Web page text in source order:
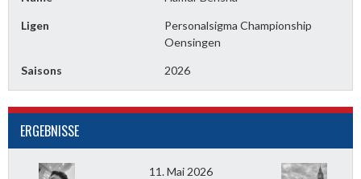
Ligen
Personalsigma Championship
Oensingen
Saisons 2026
ERGEBNISSE
11. Mai 2026